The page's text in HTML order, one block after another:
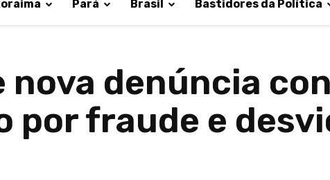
Pará Brasil Bastidores da Política
nova denúncia
por fraude e